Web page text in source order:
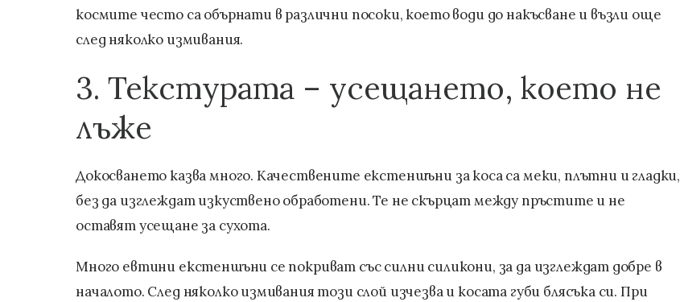
космите често са обърнати в различни посоки, което води до накъсване и възли още
след няколко измивания.
3. Текстурата – усещането, което не
лъже
Докосването казва много. Качествените екстеншъни за коса са меки, плътни и гладки,
без да изглеждат изкуствено обработени. Те не скърцат между пръстите и не
оставят усещане за сухота.
Много евтини екстеншъни се покриват със силни силикони, за да изглеждат добре в
началото. След няколко измивания този слой изчезва и косата губи блясъка си. При